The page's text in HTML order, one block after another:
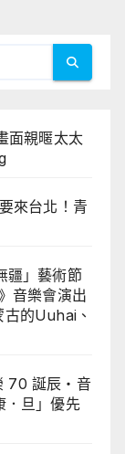
面親暱太太
來台北！青
疆」藝術節
音樂會演出
的Uuhai、
70 誕辰・音
．旦」優先